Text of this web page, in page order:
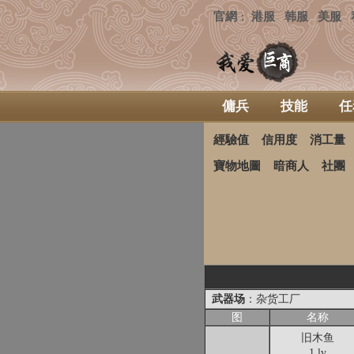
官網：港服 韩服 美服
傭兵 技能
經驗值 信用度 消工量
寶物地圖 暗商人 社團
武器场 ：杂货工厂
图
名称
旧木鱼